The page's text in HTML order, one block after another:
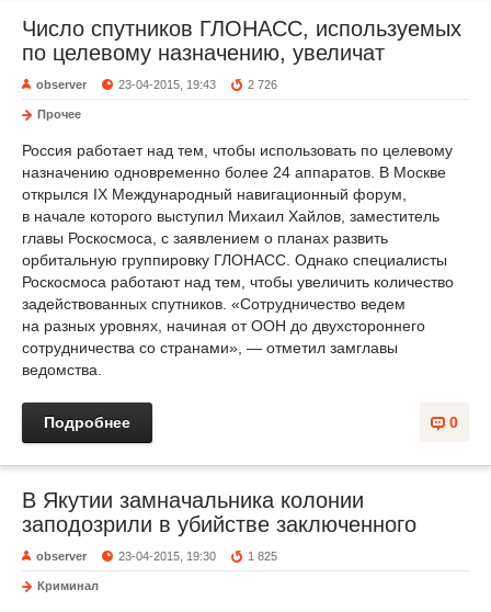
Число спутников ГЛОНАСС, используемых
по целевому назначению, увеличат
observer 23-04-2015, 19:43 2 726
Прочее
Россия работает над тем, чтобы использовать по целевому
назначению одновременно более 24 аппаратов. В Москве
открылся IX Международный навигационный форум,
в начале которого выступил Михаил Хайлов, заместитель
главы Роскосмоса, с заявлением о планах развить
орбитальную группировку ГЛОНАСС. Однако специалисты
Роскосмоса работают над тем, чтобы увеличить количество
задействованных спутников. «Сотрудничество ведем
на разных уровнях, начиная от ООН до двухстороннего
сотрудничества со странами», — отметил замглавы
ведомства.
0
Подробнее
В Якутии замначальника колонии
заподозрили в убийстве заключенного
observer 23-04-2015, 19:30 1 825
Криминал